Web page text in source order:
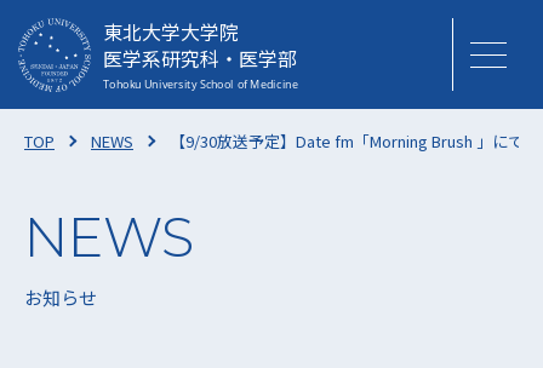
東北大学大学院
医学系研究科・医学部
TOP NEWS 【9/30放送予定】Date fm「Morning Brush 」にて
お知らせ